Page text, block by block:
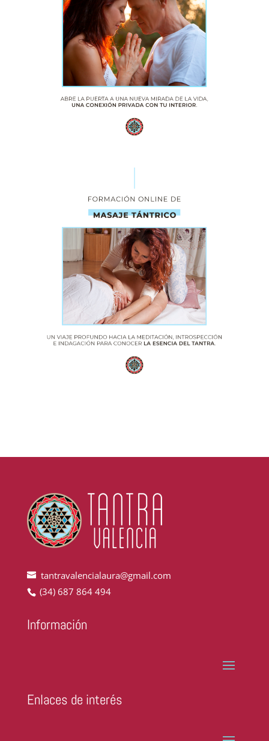
tantravalencialaura@gmail.com
(34) 687 864 494
Información
Enlaces de interés